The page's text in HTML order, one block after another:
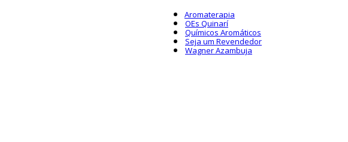
Aromaterapia
OEs Quinarí
Químicos Aromáticos
Seja um Revendedor
Wagner Azambuja